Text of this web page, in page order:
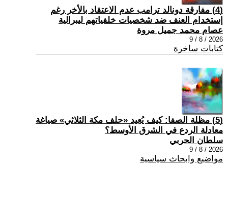
(4) مفارقة دونالد ترامب عدم الاعتقاد بالأخر رغم
إستخدام العنف ضد شخصيات خلفياتهم ليبرالية
عصام محمد جميل مروة
2026 / 8 / 9
كتابات ساخرة
(5) مظلة الصفا: كيف يُعيد «حلف مكة الثلاثي» صياغة
معادلة الردع في الشرق الأوسط؟
سلطان الحربي
2026 / 8 / 9
مواضيع وابحاث سياسية